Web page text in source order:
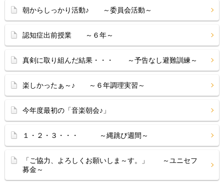
朝からしっかり活動♪ ～委員会活動～
認知症出前授業 ～６年～
真剣に取り組んだ結果・・・ ～予告なし避難訓練～
楽しかったぁ～♪ ～６年調理実習～
今年度最初の「音楽朝会♪」
１・２・３・・・ ～縄跳び週間～
「ご協力、よろしくお願いしま～す。」 ～ユニセフ
募金～